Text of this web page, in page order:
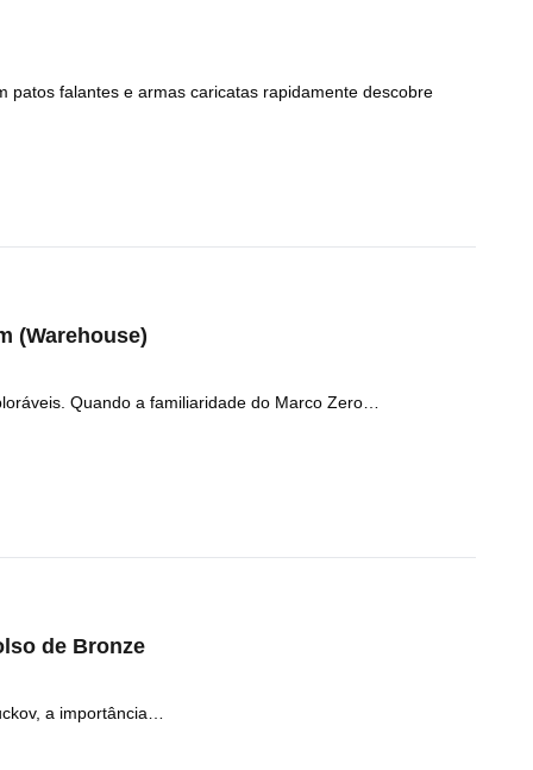
patos falantes e armas caricatas rapidamente descobre
(Warehouse)
Quando a familiaridade do Marco Zero…
de Bronze
a importância…